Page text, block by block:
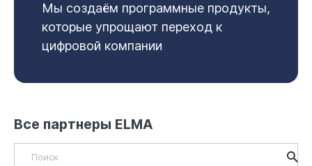
Мы создаём программные продукты,
которые упрощают переход к
цифровой компании
Все партнеры ELMA